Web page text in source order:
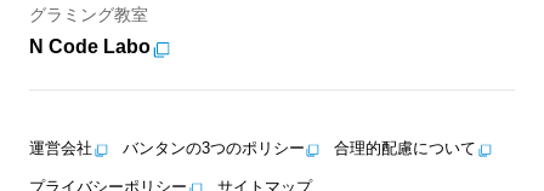
グラミング教室
N Code Labo
運営会社 バンタンの3つのポリシー 合理的配慮について
プライバシーポリシー サイトマップ